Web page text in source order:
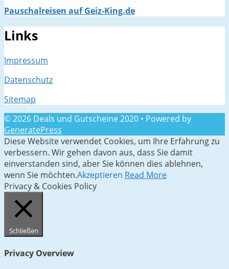
Pauschalreisen auf Geiz-King.de
Links
Impressum
Datenschutz
Sitemap
© 2026 Deals und Gutscheine 2020 • Powered by
GeneratePress
Diese Website verwendet Cookies, um Ihre Erfahrung zu
verbessern. Wir gehen davon aus, dass Sie damit
einverstanden sind, aber Sie können dies ablehnen,
wenn Sie möchten.Akzeptieren Read More
Privacy & Cookies Policy
Schließen
Privacy Overview